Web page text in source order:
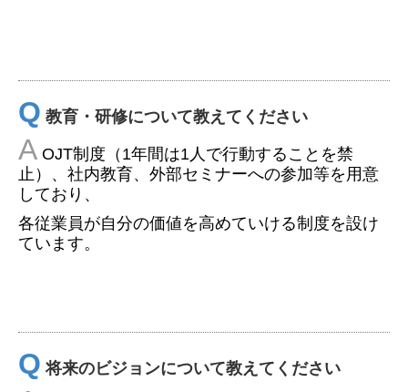
Q 教育・研修について教えてください
A OJT制度（1年間は1人で行動することを禁
止）、社内教育、外部セミナーへの参加等を用意
しており、
各従業員が自分の価値を高めていける制度を設け
ています。
Q 将来のビジョンについて教えてください